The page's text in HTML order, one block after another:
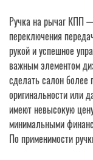
Ручка на рычаг КПП
переключения
рукой и успешное
важным элементом
сделать салон более
оригинальности или
имеют невысокую
минимальными
По применимости